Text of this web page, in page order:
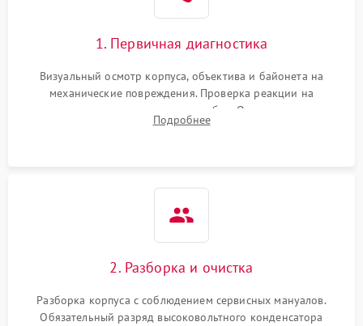
1. Первичная диагностика
Визуальный осмотр корпуса, объектива и байонета на
механические повреждения. Проверка реакции на
включение, считывание кодов ошибок. Оценка состояния
матрицы и затвора, проверка работы автофокуса и вспышки.
Подробнее
2. Разборка и очистка
Разборка корпуса с соблюдением сервисных мануалов.
Обязательный разряд высоковольтного конденсатора